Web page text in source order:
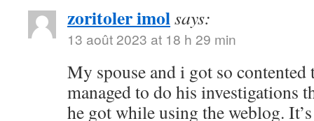
zoritoler imolsays:
13 août 2023 at 18 h 29 min
My spouse and i got so contented
managed to do his investigations
he got while using the weblog.